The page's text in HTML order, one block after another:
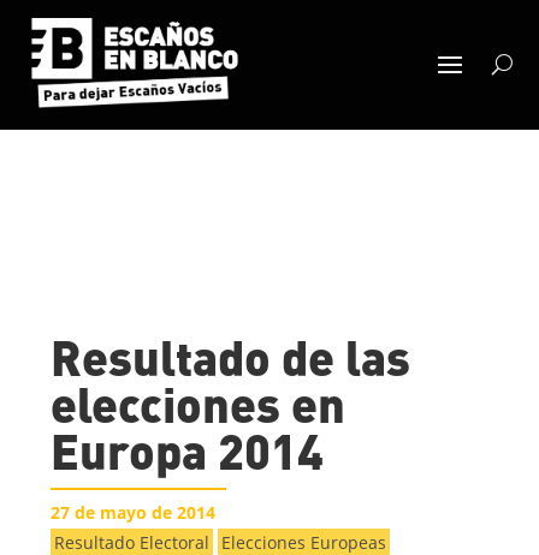
Resultado de las
elecciones en
Europa 2014
27 de mayo de 2014
Resultado Electoral
Elecciones Europeas